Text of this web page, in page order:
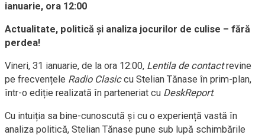
ianuarie, ora 12:00
Actualitate, politică și analiza jocurilor de culise – fără
perdea!
Vineri, 31 ianuarie, de la ora 12:00, Lentila de contactrevine
pe frecvențele Radio Clasiccu Stelian Tănase în prim-plan,
într-o ediție realizată în parteneriat cu DeskReport.
Cu intuiția sa bine-cunoscută și cu o experiență vastă în
analiza politică, Stelian Tănase pune sub lupă schimbările